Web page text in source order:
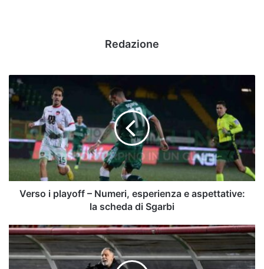
Redazione
Verso
i
playoff
–
Numeri,
esperienza
aspettative:
la
scheda
Verso i playoff – Numeri, esperienza e aspettative:
la scheda di Sgarbi
Braglia
non
si